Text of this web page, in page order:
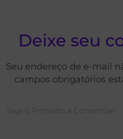
Deixe seu
Seu endereço de e-mail
campos obrigatórios